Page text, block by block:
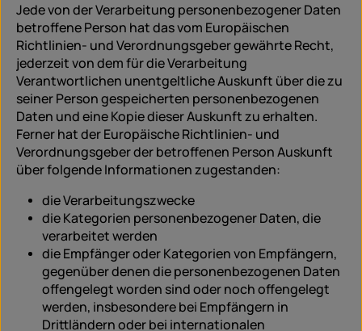
Jede von der Verarbeitung personenbezogener Daten
betroffene Person hat das vom Europäischen
Richtlinien- und Verordnungsgeber gewährte Recht,
jederzeit von dem für die Verarbeitung
Verantwortlichen unentgeltliche Auskunft über die zu
seiner Person gespeicherten personenbezogenen
Daten und eine Kopie dieser Auskunft zu erhalten.
Ferner hat der Europäische Richtlinien- und
Verordnungsgeber der betroffenen Person Auskunft
über folgende Informationen zugestanden:
die Verarbeitungszwecke
die Kategorien personenbezogener Daten, die
verarbeitet werden
die Empfänger oder Kategorien von Empfängern,
gegenüber denen die personenbezogenen Daten
offengelegt worden sind oder noch offengelegt
werden, insbesondere bei Empfängern in
Drittländern oder bei internationalen